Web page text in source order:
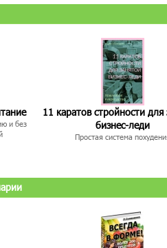
и без
11 каратов стройности для
бизнес-леди
Простая система